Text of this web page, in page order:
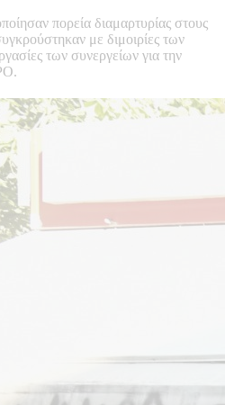
πορεία διαμαρτυρίας στους
με διμοιρίες των
των συνεργείων για την